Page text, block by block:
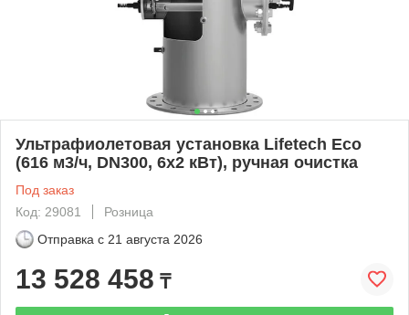
Ультрафиолетовая установка Lifetech Eco
(616 м3/ч, DN300, 6х2 кВт), ручная очистка
Под заказ
Код: 29081
Розница
Отправка с 21 августа 2026
13 528 458 ₸